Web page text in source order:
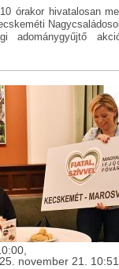
órakor hivatalosan
adománygyűjtő
november 21. 10:51